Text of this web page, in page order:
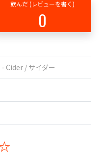
飲んだ (レビューを書く)
0
Cider / サイダー